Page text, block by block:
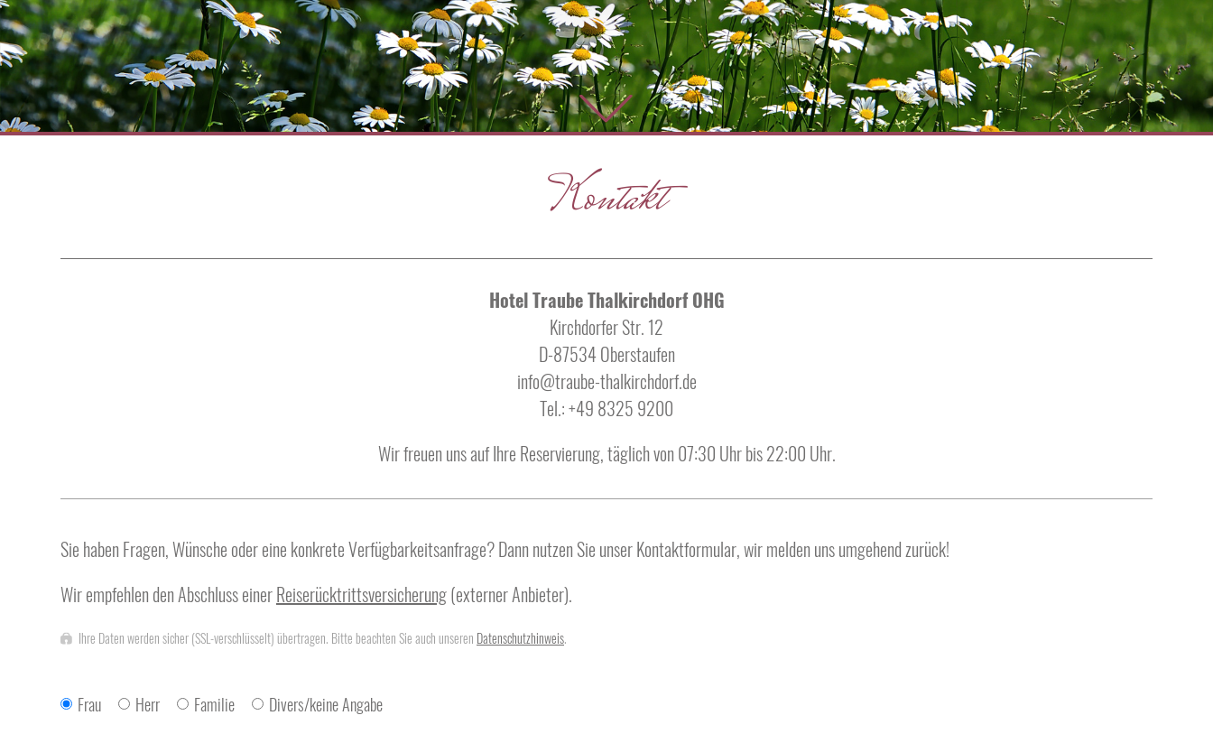
Kontakt
Hotel Traube Thalkirchdorf OHG
Kirchdorfer Str. 12
D-87534 Oberstaufen
info@traube-thalkirchdorf.de
Tel.: +49 8325 9200
Wir freuen uns auf Ihre Reservierung, täglich von 07:30 Uhr bis 22:00 Uhr.
Sie haben Fragen, Wünsche oder eine konkrete Verfügbarkeitsanfrage? Dann nutzen Sie unser Kontaktformular, wir melden uns umgehend zurück!
Wir empfehlen den Abschluss einerReiserücktrittsversicherung(externer Anbieter).
Ihre Daten werden sicher (SSL-verschlüsselt) übertragen. Bitte beachten Sie auch unseren Datenschutzhinweis.
Frau Herr Familie Divers/keine Angabe